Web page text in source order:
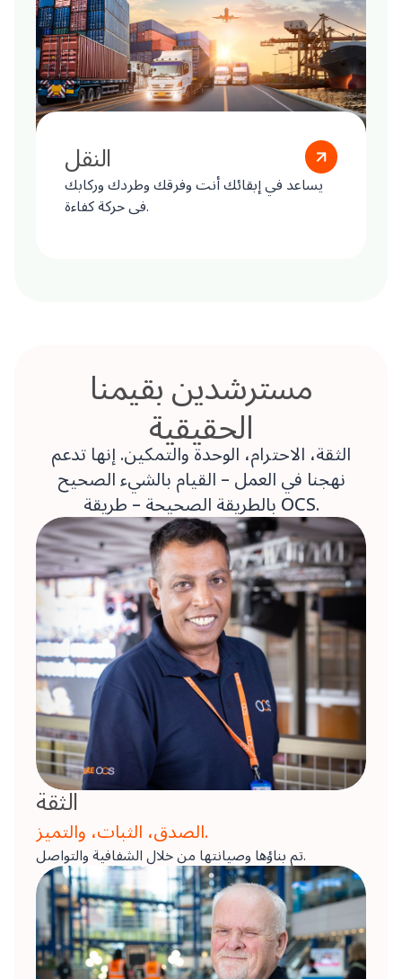
النقل
يساعد في إبقائك أنت وفرقك وطردك وركابك
في حركة كفاءة.
مسترشدين بقيمنا
الحقيقية
الثقة، الاحترام، الوحدة والتمكين. إنها تدعم
نهجنا في العمل – القيام بالشيء الصحيح
بالطريقة الصحيحة – طريقة OCS.
الثقة
الصدق، الثبات، والتميز.
تم بناؤها وصيانتها من خلال الشفافية والتواصل.